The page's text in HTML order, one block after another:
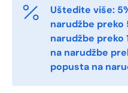
Telefon
Postnummer
Uštedite više:
narudžbe preko
narudžbe preko
na narudžbe
popusta na